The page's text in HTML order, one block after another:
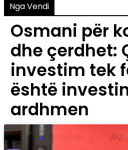
Nga Vendi
Osmani për
dhe çerdhet:
investim tek
është
ardhmen